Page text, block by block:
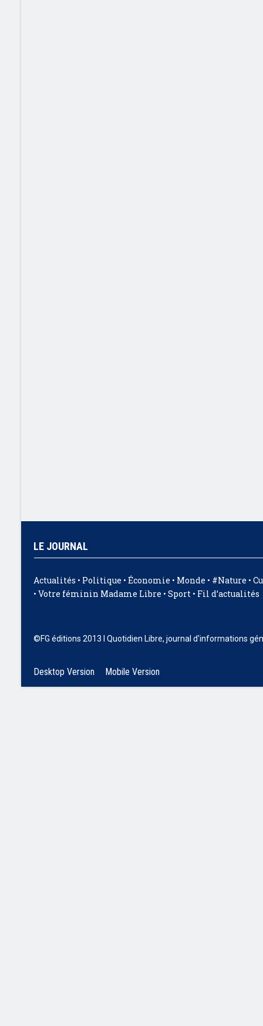
LE JOURNAL
Actualités • Politique •Économie • Monde • #Nature •
•Votre féminin Madame Libre •Sport • Fil d’actualités
©FG éditions 2013 I Quotidien Libre, journal d'informations
Desktop Version Mobile Version